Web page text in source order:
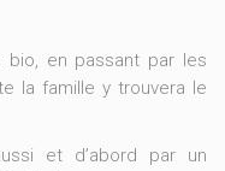
bio, en passant par les
la famille y trouvera le
et d’abord par un